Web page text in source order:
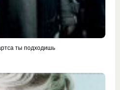
ты подходишь